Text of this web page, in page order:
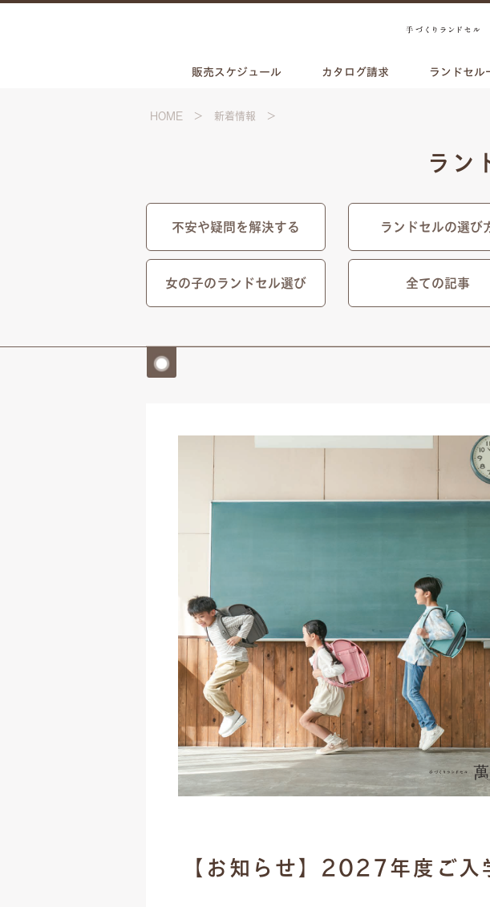
販売スケジュール カタログ請求 ランドセル
HOME 新着情報
ラン
不安や疑問を解決する ランドセルの選び
女の子のランドセル選び 全ての記事
【お知らせ】2027年度ご入